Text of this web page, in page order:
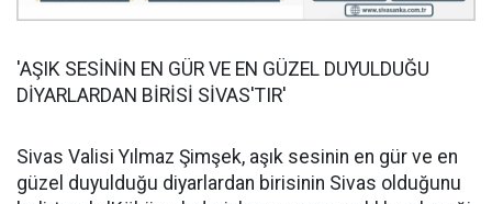
'AŞIK SESİNİN EN GÜR VE EN GÜZEL DUYULDUĞU
DİYARLARDAN BİRİSİ SİVAS'TIR'
Sivas Valisi Yılmaz Şimşek, aşık sesinin en gür ve en
güzel duyulduğu diyarlardan birisinin Sivas olduğunu